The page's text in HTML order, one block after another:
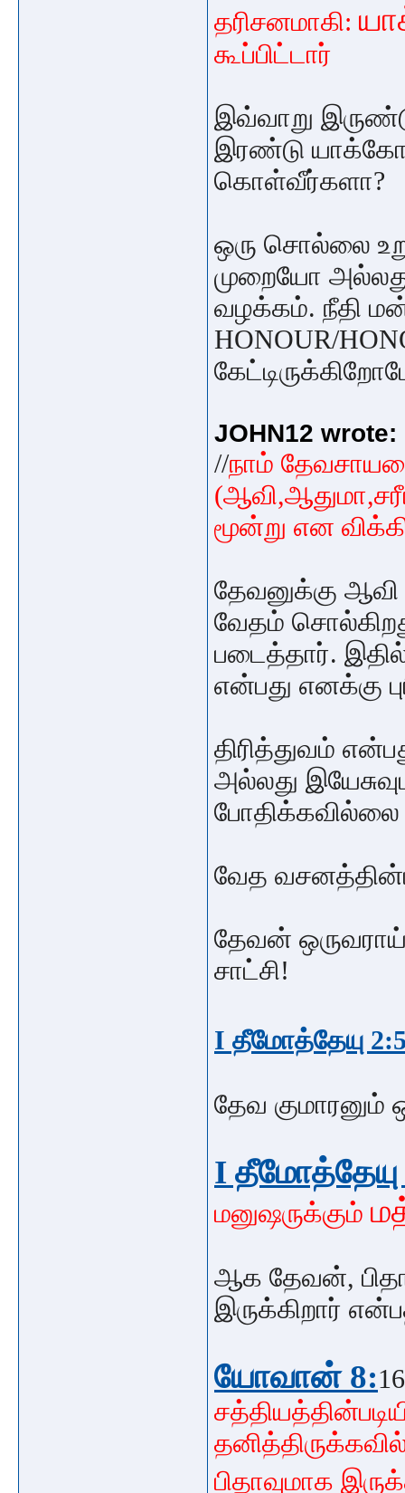
தரிசனமாகி:
கூப்பிட்டார்
இவ்வாறு
இரண்டு
கொள்வீர்களா?
ஒரு சொல்லை
முறையோ
வழக்கம். நீதி
HONOUR/
JOHN12 wrote:
//நாம்
மூன்று என
தேவனுக்கு
வேதம்
படைத்தார்.
என்பது எனக்கு
திரித்துவம்
அல்லது
வேத
தேவன்
சாட்சி!
I தீமோத்தேயு
தேவ குமாரனும்
I தீமோத்தேயு
மனுஷருக்கும்
ஆக தேவன்,
இருக்கிறார்
யோவான் 8:
பிதாவுமாக